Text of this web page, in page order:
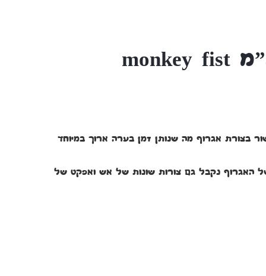
הקשור בצורת אגרוף מה שנותן זמן בערה ארוך במיוחד
האגרוף נקבל גם צורות שונות של אש ואפקט של